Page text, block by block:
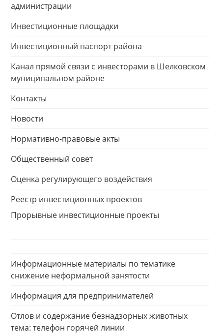
администрации
Инвестиционные площадки
Инвестиционный паспорт района
Канал прямой связи с инвесторами в Шелковском
муниципальном районе
Контакты
Новости
Нормативно-правовые акты
Общественный совет
Оценка регулирующего воздействия
Реестр инвестиционных проектов
Прорывные инвестиционные проекты
Информационные материалы по тематике
снижение неформальной занятости
Информация для предпринимателей
Отлов и содержание безнадзорных животных
тема: телефон горячей линии